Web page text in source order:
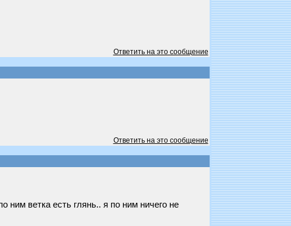
Ответить на это сообщение
Ответить на это сообщение
ним ветка есть глянь.. я по ним ничего не